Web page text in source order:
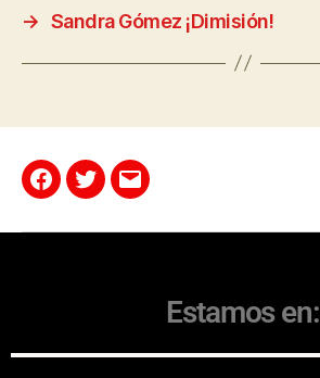
→ Sandra Gómez ¡Dimisión!
Estamos en: